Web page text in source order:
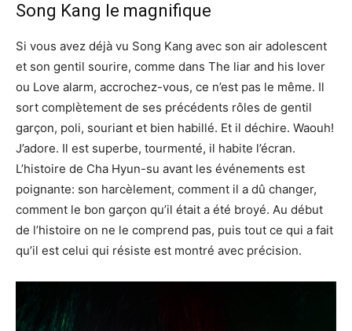
Song Kang le magnifique
Si vous avez déjà vu Song Kang avec son air adolescent
et son gentil sourire, comme dans The liar and his lover
ou Love alarm, accrochez-vous, ce n’est pas le même. Il
sort complètement de ses précédents rôles de gentil
garçon, poli, souriant et bien habillé. Et il déchire. Waouh!
J’adore. Il est superbe, tourmenté, il habite l’écran.
L’histoire de Cha Hyun-su avant les événements est
poignante: son harcèlement, comment il a dû changer,
comment le bon garçon qu’il était a été broyé. Au début
de l’histoire on ne le comprend pas, puis tout ce qui a fait
qu’il est celui qui résiste est montré avec précision.